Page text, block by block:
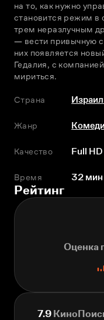
на то, как нужно
становится режим в
трем неразлучным
— вести привычную
них появляется
Гедалия, с
мириться.
Страна
Жанр
Качество Full HD
Время 32
Рейтинг
Оценка
7.9